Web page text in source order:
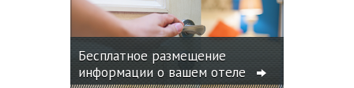
Бесплатное размещение
информации о вашем отеле